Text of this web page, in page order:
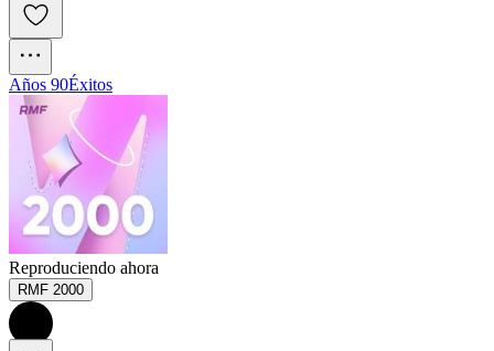
Años 90Éxitos
Reproduciendo ahora
RMF 2000